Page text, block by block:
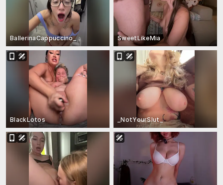
BallerinaCappuccino_ SweetLikeMia
BlackLotos _NotYourSlut_